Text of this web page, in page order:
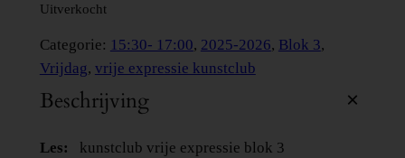
Uitverkocht
Categorie: 15:30- 17:00, 2025-2026, Blok 3
Vrijdag, vrije expressie kunstclub
Beschrijving
Les: kunstclub vrije expressie blok 3